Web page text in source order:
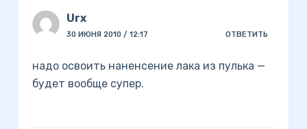
Urx
30 ИЮНЯ 2010 / 12:17 ОТВЕТИТЬ
надо освоить наненсение лака из пулька —
будет вообще супер.